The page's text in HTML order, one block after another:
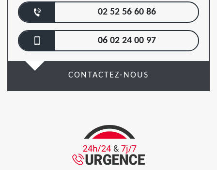
02 52 56 60 86
06 02 24 00 97
CONTACTEZ-NOUS